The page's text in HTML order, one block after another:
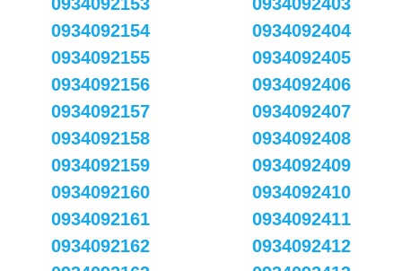
0934092154
0934092155
0934092156
0934092157
0934092158
0934092159
0934092160
0934092161
0934092162
0934092404
0934092405
0934092406
0934092407
0934092408
0934092409
0934092410
0934092411
0934092412